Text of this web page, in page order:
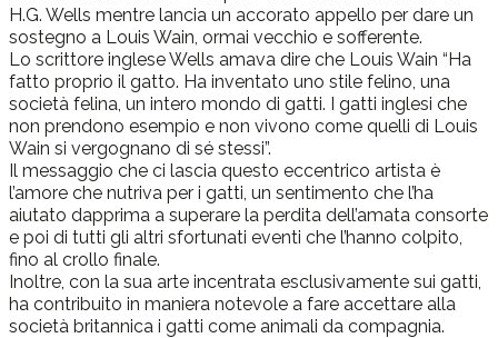
H.G. Wells mentre lancia un accorato appello per dare un
sostegno a Louis Wain, ormai vecchio e sofferente.
Lo scrittore inglese Wells amava dire che Louis Wain “Ha
fatto proprio il gatto. Ha inventato uno stile felino, una
società felina, un intero mondo di gatti. I gatti inglesi che
non prendono esempio e non vivono come quelli di Louis
Wain si vergognano di sé stessi”.
Il messaggio che ci lascia questo eccentrico artista è
l’amore che nutriva per i gatti, un sentimento che l’ha
aiutato dapprima a superare la perdita dell’amata consorte
e poi di tutti gli altri sfortunati eventi che l’hanno colpito,
fino al crollo finale.
Inoltre, con la sua arte incentrata esclusivamente sui gatti,
ha contribuito in maniera notevole a fare accettare alla
società britannica i gatti come animali da compagnia.